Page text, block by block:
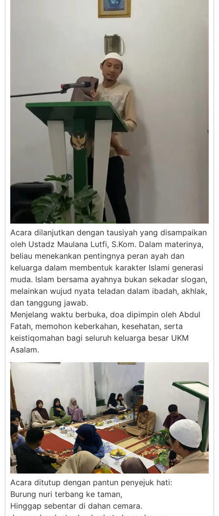
Acara dilanjutkan dengan tausiyah yang disampaikan
oleh Ustadz Maulana Lutfi, S.Kom. Dalam materinya,
beliau menekankan pentingnya peran ayah dan
keluarga dalam membentuk karakter Islami generasi
muda. Islam bersama ayahnya bukan sekadar slogan,
melainkan wujud nyata teladan dalam ibadah, akhlak,
dan tanggung jawab.
Menjelang waktu berbuka, doa dipimpin oleh Abdul
Fatah, memohon keberkahan, kesehatan, serta
keistiqomahan bagi seluruh keluarga besar UKM
Asalam.
Acara ditutup dengan pantun penyejuk hati:
Burung nuri terbang ke taman,
Hinggap sebentar di dahan cemara.